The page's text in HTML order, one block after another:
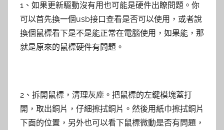
1、如果更新驅動沒有用也可能是硬件出瞭問題。你
可以首先換一個usb接口查看是否可以使用，或者說
換個鼠標看下是不是能正常在電腦使用，如果能，那
就是原來的鼠標硬件有問題。
2、拆開鼠標，清理灰塵。把鼠標的左鍵模塊蓋打
開，取出銅片，仔細擦拭銅片。然後用紙巾擦拭銅片
下面的位置，另外也可以看下鼠標微動是否有問題，